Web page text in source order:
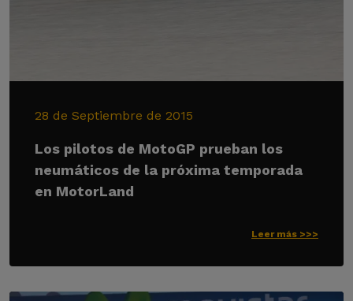
28 de Septiembre de 2015
Los pilotos de MotoGP prueban los
neumáticos de la próxima temporada
en MotorLand
Leer más >>>